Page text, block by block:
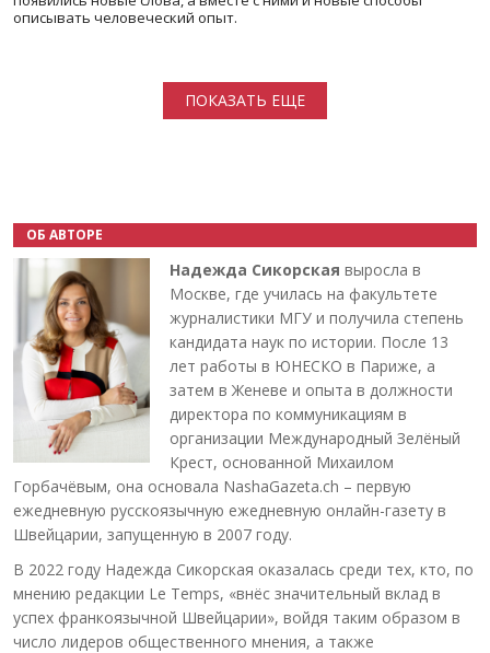
описывать человеческий опыт.
ПОКАЗАТЬ ЕЩЕ
ОБ АВТОРЕ
Надежда Сикорская выросла в
Москве, где училась на факультете
журналистики МГУ и получила степень
кандидата наук по истории. После 13
лет работы в ЮНЕСКО в Париже, а
затем в Женеве и опыта в должности
директора по коммуникациям в
организации Международный Зелёный
Крест, основанной Михаилом
Горбачёвым, она основала NashaGazeta.ch – первую
ежедневную русскоязычную ежедневную онлайн-газету в
Швейцарии, запущенную в 2007 году.
В 2022 году Надежда Сикорская оказалась среди тех, кто, по
мнению редакции Le Temps, «внёс значительный вклад в
успех франкоязычной Швейцарии», войдя таким образом в
число лидеров общественного мнения, а также